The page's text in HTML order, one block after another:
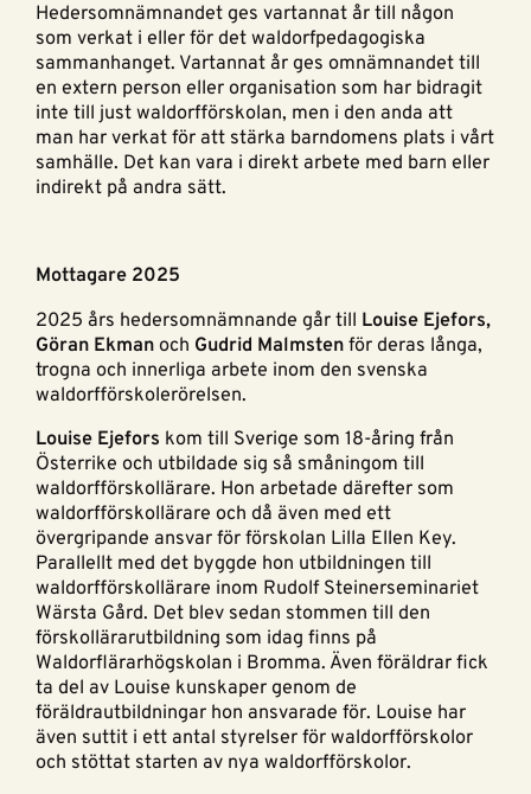
Hedersomnämnandet ges vartannat år till någon
som verkat i eller för det waldorfpedagogiska
sammanhanget. Vartannat år ges omnämnandet till
en extern person eller organisation som har bidragit
inte till just waldorfförskolan, men i den anda att
man har verkat för att stärka barndomens plats i vårt
samhälle. Det kan vara i direkt arbete med barn eller
indirekt på andra sätt.
Mottagare 2025
2025 års hedersomnämnande går till Louise Ejefors,
Göran Ekmanoch Gudrid Malmstenför deras långa,
trogna och innerliga arbete inom den svenska
waldorfförskolerörelsen.
Louise Ejefors kom till Sverige som 18-åring från
Österrike och utbildade sig så småningom till
waldorfförskollärare. Hon arbetade därefter som
waldorfförskollärare och då även med ett
övergripande ansvar för förskolan Lilla Ellen Key.
Parallellt med det byggde hon utbildningen till
waldorfförskollärare inom Rudolf Steinerseminariet
Wärsta Gård. Det blev sedan stommen till den
förskollärarutbildning som idag finns på
Waldorflärarhögskolan i Bromma. Även föräldrar fick
ta del av Louise kunskaper genom de
föräldrautbildningar hon ansvarade för. Louise har
även suttit i ett antal styrelser för waldorfförskolor
och stöttat starten av nya waldorfförskolor.